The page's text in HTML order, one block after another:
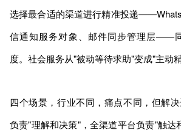
选择最合适的渠道进行精准投递
信通知服务对象、邮件同步管理层——
度。社会服务从"被动等待求助"变成"主动精
四个场景，行业不同，痛点不同，但解
负责"理解和决策"，全渠道平台负责"触达